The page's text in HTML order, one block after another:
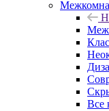
Все